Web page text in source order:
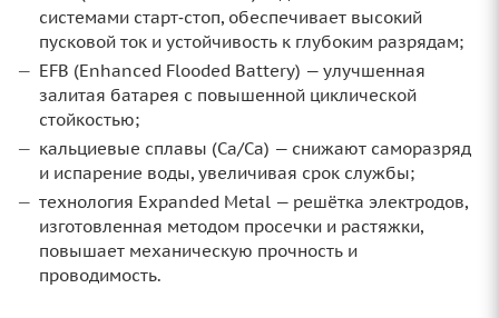
системами старт‑стоп, обеспечивает высокий
пусковой ток и устойчивость к глубоким разрядам;
EFB (Enhanced Flooded Battery) — улучшенная
залитая батарея с повышенной циклической
стойкостью;
кальциевые сплавы (Ca/Ca) — снижают саморазряд
и испарение воды, увеличивая срок службы;
технология Expanded Metal — решётка электродов,
изготовленная методом просечки и растяжки,
повышает механическую прочность и
проводимость.